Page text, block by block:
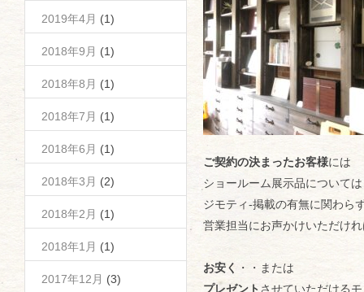
ご契約の決まったお客様には
ショールーム展示品については
ジモティ-掲載の有無に関わら
営業担当にお声かけいただけ
お安く
・・または
プレゼントさせていただける
2019年4月 (1)
2018年9月 (1)
2018年8月 (1)
2018年7月 (1)
2018年6月 (1)
2018年3月 (2)
2018年2月 (1)
2018年1月 (1)
2017年12月 (3)